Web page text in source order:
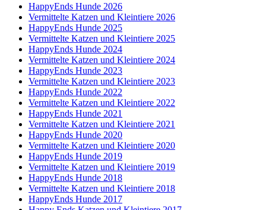
HappyEnds Hunde 2026
Vermittelte Katzen und Kleintiere 2026
HappyEnds Hunde 2025
Vermittelte Katzen und Kleintiere 2025
HappyEnds Hunde 2024
Vermittelte Katzen und Kleintiere 2024
HappyEnds Hunde 2023
Vermittelte Katzen und Kleintiere 2023
HappyEnds Hunde 2022
Vermittelte Katzen und Kleintiere 2022
HappyEnds Hunde 2021
Vermittelte Katzen und Kleintiere 2021
HappyEnds Hunde 2020
Vermittelte Katzen und Kleintiere 2020
HappyEnds Hunde 2019
Vermittelte Katzen und Kleintiere 2019
HappyEnds Hunde 2018
Vermittelte Katzen und Kleintiere 2018
HappyEnds Hunde 2017